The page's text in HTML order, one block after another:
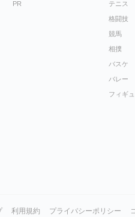
PR テニス
格闘技
競馬
相撲
バスケ
バレー
フィギ
利用規約 プライバシーポリシー